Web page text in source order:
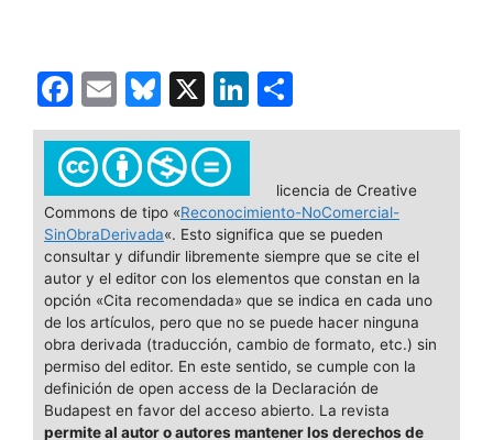
F
a
c
e
b
o
o
k
E
m
ai
l
Bl
u
e
s
k
y
X
Li
n
e
dI
n
o
p
ar
tir
licencia de Creative
Commons de tipo «Reconocimiento-NoComercial-
SinObraDerivada«. Esto significa que se pueden
consultar y difundir libremente siempre que se cite el
autor y el editor con los elementos que constan en la
opción «Cita recomendada» que se indica en cada uno
de los artículos, pero que no se puede hacer ninguna
obra derivada (traducción, cambio de formato, etc.) sin
permiso del editor. En este sentido, se cumple con la
definición de open access de la Declaración de
Budapest en favor del acceso abierto. La revista
permite al autor o autores mantener los derechos de